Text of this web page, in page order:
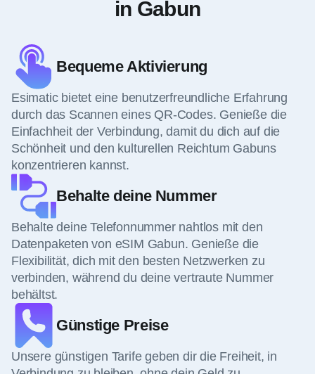
in Gabun
Bequeme Aktivierung
Esimatic bietet eine benutzerfreundliche Erfahrung
durch das Scannen eines QR-Codes. Genieße die
Einfachheit der Verbindung, damit du dich auf die
Schönheit und den kulturellen Reichtum Gabuns
konzentrieren kannst.
Behalte deine Nummer
Behalte deine Telefonnummer nahtlos mit den
Datenpaketen von eSIM Gabun. Genieße die
Flexibilität, dich mit den besten Netzwerken zu
verbinden, während du deine vertraute Nummer
behältst.
Günstige Preise
Unsere günstigen Tarife geben dir die Freiheit, in